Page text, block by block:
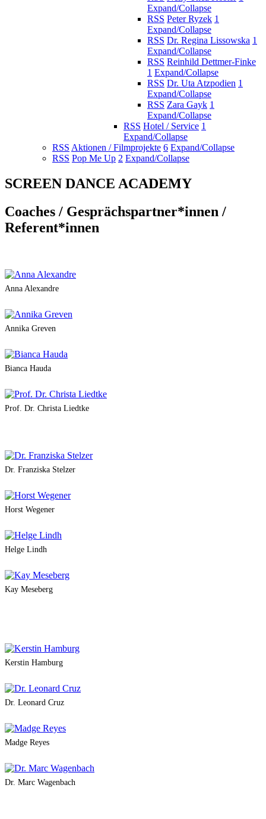
Expand/Collapse
RSS Peter Ryzek 1
Expand/Collapse
RSS Dr. Regina Lissowska 1
Expand/Collapse
RSS Reinhild Dettmer-Finke
1 Expand/Collapse
RSS Dr. Uta Atzpodien 1
Expand/Collapse
RSS Zara Gayk 1
Expand/Collapse
RSS Hotel / Service 1
Expand/Collapse
RSS Aktionen / Filmprojekte 6 Expand/Collapse
RSS Pop Me Up 2 Expand/Collapse
SCREEN DANCE ACADEMY
Coaches / Gesprächspartner*innen /
Referent*innen
Anna Alexandre
Annika Greven
Bianca Hauda
Prof. Dr. Christa Liedtke
Dr. Franziska Stelzer
Horst Wegener
Helge Lindh
Kay Meseberg
Kerstin Hamburg
Dr. Leonard Cruz
Madge Reyes
Dr. Marc Wagenbach